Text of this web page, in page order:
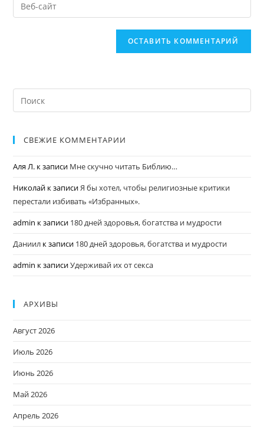
СВЕЖИЕ КОММЕНТАРИИ
Аля Л. к записи Мне скучно читать Библию…
Николай к записиЯ бы хотел, чтобы религиозные критики
перестали избивать «Избранных».
admin к записи 180 дней здоровья, богатства и мудрости
Даниил к записи 180 дней здоровья, богатства и мудрости
admin к записиУдерживай их от секса
АРХИВЫ
Август 2026
Июль 2026
Июнь 2026
Май 2026
Апрель 2026